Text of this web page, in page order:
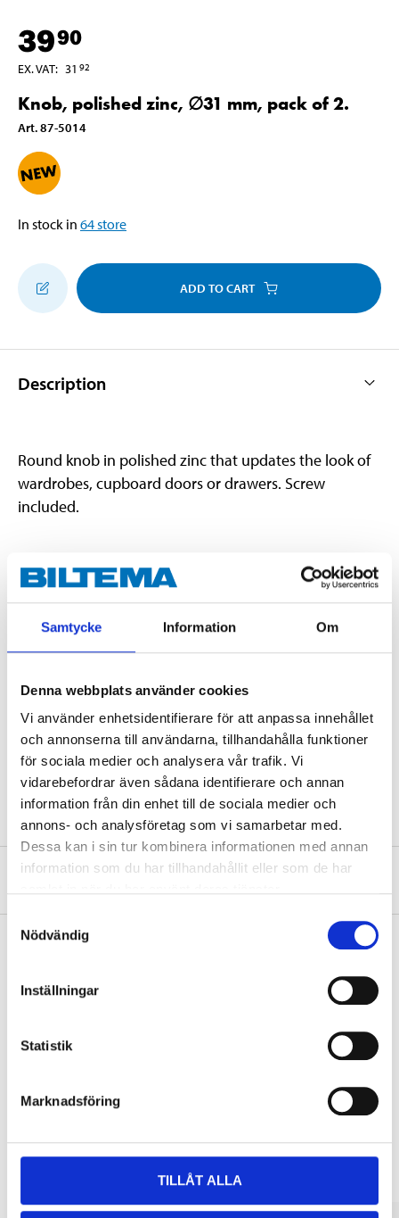
Samtycke Information Om
Denna webbplats använder cookies
Vi använder enhetsidentifierare för att anpassa innehållet
och annonserna till användarna, tillhandahålla funktioner
för sociala medier och analysera vår trafik. Vi
vidarebefordrar även sådana identifierare och annan
information från din enhet till de sociala medier och
annons- och analysföretag som vi samarbetar med.
Dessa kan i sin tur kombinera informationen med annan
information som du har tillhandahållit eller som de har
Samtyckesval
Nödvändig
Inställningar
Statistik
Marknadsföring
TILLÅT ALLA
3990
EX. VAT: 31 92
Knob, polished zinc, ∅31 mm, pack of 2.
Art.87-5014
In stock in 64store
ADD TO CART
Description
Round knob in polished zinc that updates the look of
wardrobes, cupboard doors or drawers. Screw
included.
Technical specifications
Diameter
31 mm
Length
25 mm
Hole diameter
5 mm
Material
Zinc (polished)
Material
Iron (screw)
Quantity
2 pcs
About the manufacturer